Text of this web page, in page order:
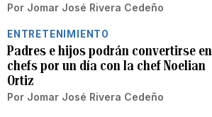
Por Jomar José Rivera Cedeño
ENTRETENIMIENTO
Padres e hijos podrán convertirse en
chefs por un día con la chef Noelian
Ortiz
Por Jomar José Rivera Cedeño